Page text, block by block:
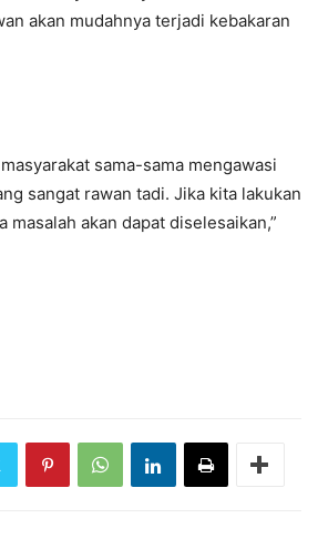
akan mudahnya terjadi kebakaran
sama-sama mengawasi
sangat rawan tadi. Jika kita lakukan
masalah akan dapat diselesaikan,”